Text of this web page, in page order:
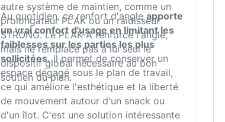
autre système de maintien, comme un
prolongateur PLAK ou un raidisseur
STRONG. Le PLAK-A renforce l'angle,
mais ne remplace pas à lui seul le
dispositif global nécessaire au bon
soutien du plan.
Au quotidien, ce renfort d'angle apporte
un vrai confort d'usage en limitant les
faiblesses sur les parties les plus
sollicitées.Il permet de conserver un
espace dégagé sous le plan de travail,
ce qui améliore l'esthétique et la liberté
de mouvement autour d'un snack ou
d'un îlot. C'est une solution intéressante